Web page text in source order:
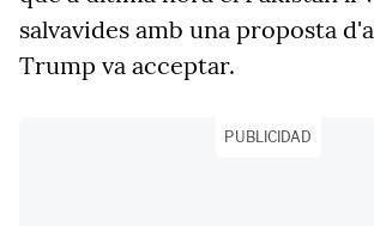
salvavides amb una proposta
Trump va acceptar.
PUBLICIDAD